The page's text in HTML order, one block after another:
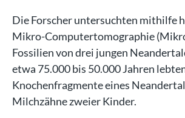
Die Forscher untersuchten mithilfe
Mikro-Computertomographie
Fossilien von drei jungen
etwa 75.000 bis 50.000 Jahren
Knochenfragmente eines
Milchzähne zweier Kinder.